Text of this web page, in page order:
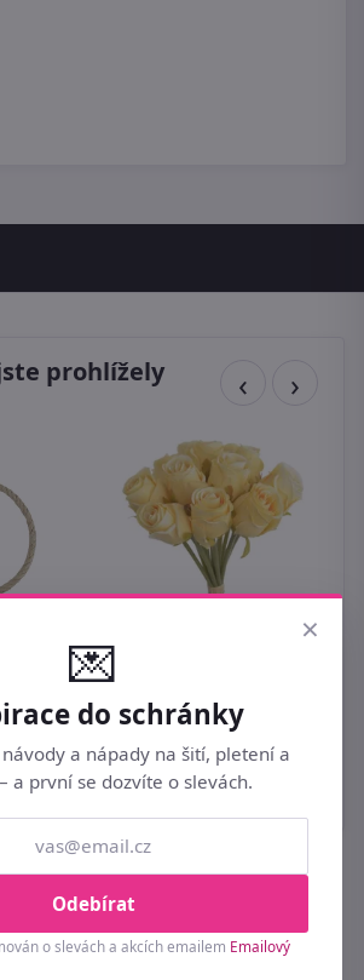
prohlížely
Umělé růže svazek 12
ks - žlutokrémová
249 Kč
u novinek a slev 💌
a získejte tipy na nové
×
💌
do schránky
a nápady na šití, pletení a
a první se dozvíte o slevách.
Odebírat
o slevách a akcích emailem Emailový